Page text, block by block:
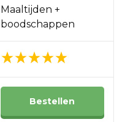
Maaltijden +
boodschappen
Bestellen